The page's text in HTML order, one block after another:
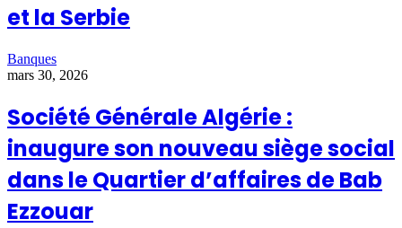
à
l’exploitation et à la valorisation des minerais
stratégiques et critiques
Enfin, le Dr. Ould Tah a renouvelé la fierté de son
institution face au soutien fort que l’Algérie apporte à la
Banque africaine de développement, affirmant son
engagement àapprofondir le partenariat bilatéral
accompagner toutes les initiatives
visant à renforcer :
le développement partagé en Afrique.
et la Serbie
Banques
mars 30, 2026
Société Générale Algérie :
inaugure son nouveau siège social
dans le Quartier d’affaires de Bab
Ezzouar